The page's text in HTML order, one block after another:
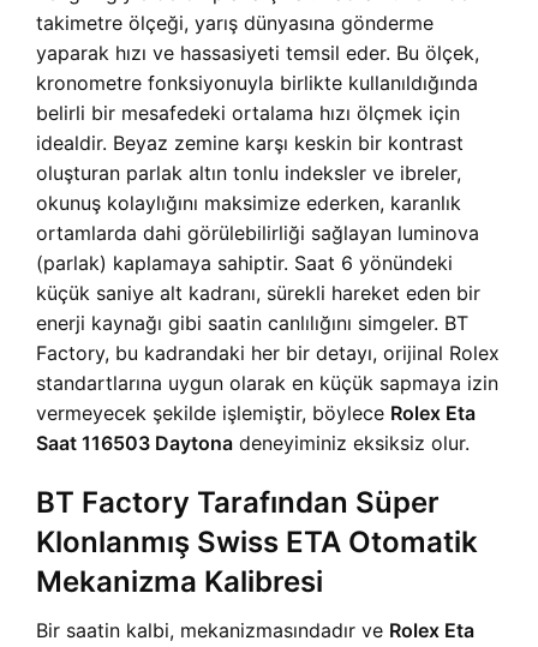
takimetre ölçeği, yarış dünyasına gönderme
yaparak hızı ve hassasiyeti temsil eder. Bu ölçek,
kronometre fonksiyonuyla birlikte kullanıldığında
belirli bir mesafedeki ortalama hızı ölçmek için
idealdir. Beyaz zemine karşı keskin bir kontrast
oluşturan parlak altın tonlu indeksler ve ibreler,
okunuş kolaylığını maksimize ederken, karanlık
ortamlarda dahi görülebilirliği sağlayan luminova
(parlak) kaplamaya sahiptir. Saat 6 yönündeki
küçük saniye alt kadranı, sürekli hareket eden bir
enerji kaynağı gibi saatin canlılığını simgeler. BT
Factory, bu kadrandaki her bir detayı, orijinal Rolex
standartlarına uygun olarak en küçük sapmaya izin
vermeyecek şekilde işlemiştir, böylece Rolex Eta
Saat 116503 Daytona deneyiminiz eksiksiz olur.
BT Factory Tarafından Süper
Klonlanmış Swiss ETA Otomatik
Mekanizma Kalibresi
Bir saatin kalbi, mekanizmasındadır ve Rolex Eta